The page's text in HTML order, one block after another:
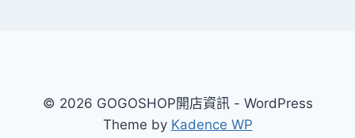
© 2026 GOGOSHOP開店資訊 - WordPress
Theme by Kadence WP